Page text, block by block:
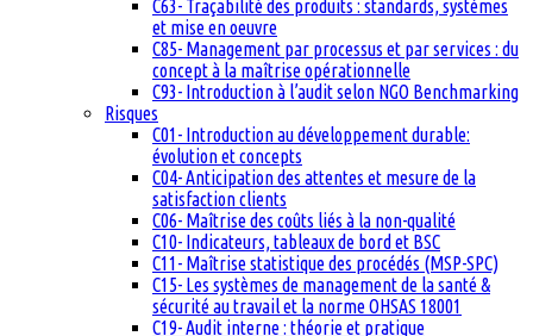
C63- Traçabilité des produits : standards, systèmes
et mise en oeuvre
C85- Management par processus et par services : du
concept à la maîtrise opérationnelle
C93- Introduction à l’audit selon NGO Benchmarking
Risques
C01- Introduction au développement durable:
évolution et concepts
C04- Anticipation des attentes et mesure de la
satisfaction clients
C06- Maîtrise des coûts liés à la non-qualité
C10- Indicateurs, tableaux de bord et BSC
C11- Maîtrise statistique des procédés (MSP-SPC)
C15- Les systèmes de management de la santé &
sécurité au travail et la norme OHSAS 18001
C19- Audit interne : théorie et pratique